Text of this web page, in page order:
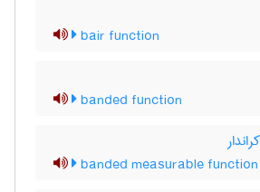
bair function
banded function
banded measurable function